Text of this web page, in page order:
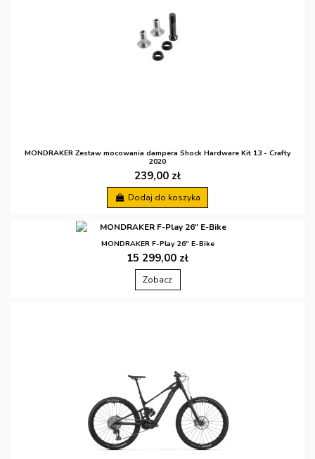
MONDRAKER Zestaw mocowania dampera Shock Hardware Kit 13 - Crafty
2020
239,00 zł
Dodaj do koszyka
MONDRAKER F-Play 26" E-Bike
15 299,00 zł
Zobacz